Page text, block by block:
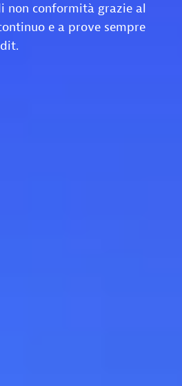
non conformità grazie al
e a prove sempre